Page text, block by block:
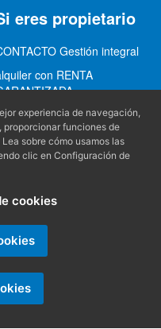
eres propietario
Gestión integral
con RENTA
INTEGRAL
info@alquilereschiclana.com
experiencia de navegación,
proporcionar funciones de
sobre cómo usamos las
clic en Configuración de
cookies